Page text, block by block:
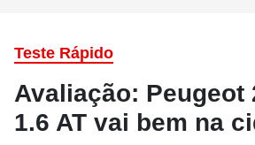
Teste Rápido
Avaliação: Peugeot
1.6 AT vai bem na